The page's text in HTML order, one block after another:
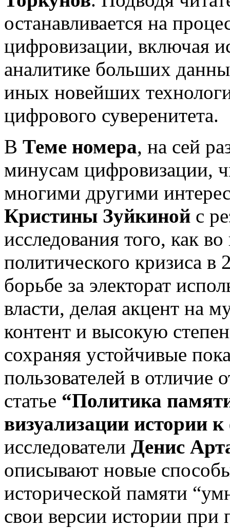
останавливается на
цифровизации, включая
аналитике больших
иных новейших
цифрового суверенитета.
В Теме номера, на сей
минусам цифровизации,
многими другими
Кристины Зуйкиной с
исследования того, как
политического кризиса в
борьбе за электорат
власти, делая акцент на
контент и высокую
сохраняя устойчивые
пользователей в отличие
статье “Политика
визуализации истории
исследователи Денис
описывают новые
исторической памяти
свои версии истории